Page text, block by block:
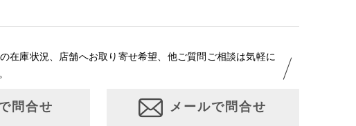
在庫状況、店舗へお取り寄せ希望、他ご質問ご相談は気軽に
問合せ メールで問合せ